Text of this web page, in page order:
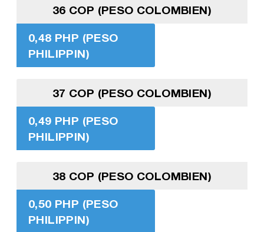
36 COP (PESO COLOMBIEN)
0,48 PHP (PESO
PHILIPPIN)
37 COP (PESO COLOMBIEN)
0,49 PHP (PESO
PHILIPPIN)
38 COP (PESO COLOMBIEN)
0,50 PHP (PESO
PHILIPPIN)